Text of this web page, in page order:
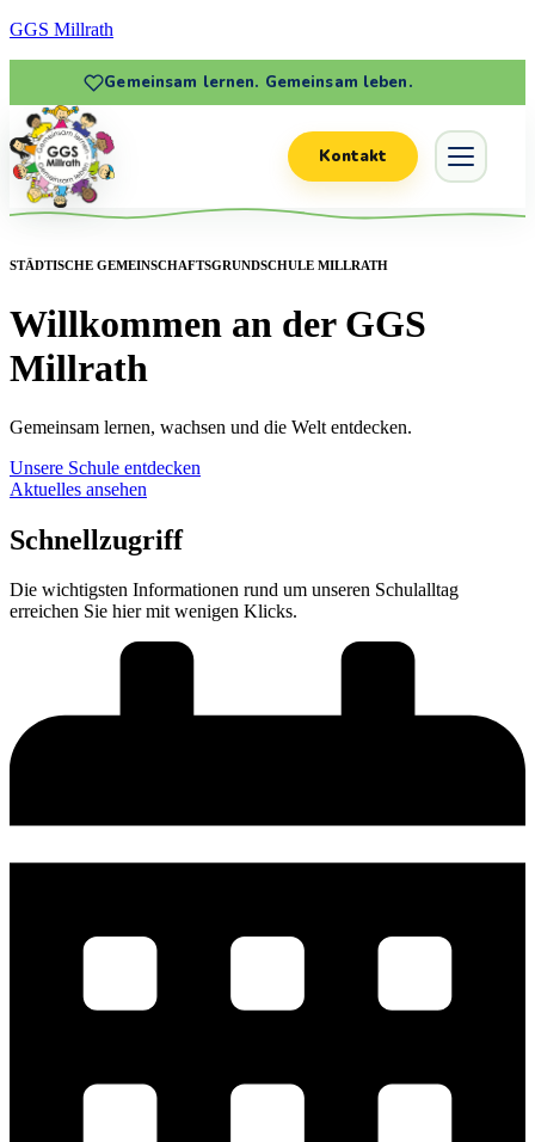
GGS Millrath
Gemeinsam lernen. Gemeinsam leben.
Kontakt
STÄDTISCHE GEMEINSCHAFTSGRUNDSCHULE MILLRATH
Willkommen an der GGS
Millrath
Gemeinsam lernen, wachsen und die Welt entdecken.
Unsere Schule entdecken
Aktuelles ansehen
Schnellzugriff
Die wichtigsten Informationen rund um unseren Schulalltag
erreichen Sie hier mit wenigen Klicks.